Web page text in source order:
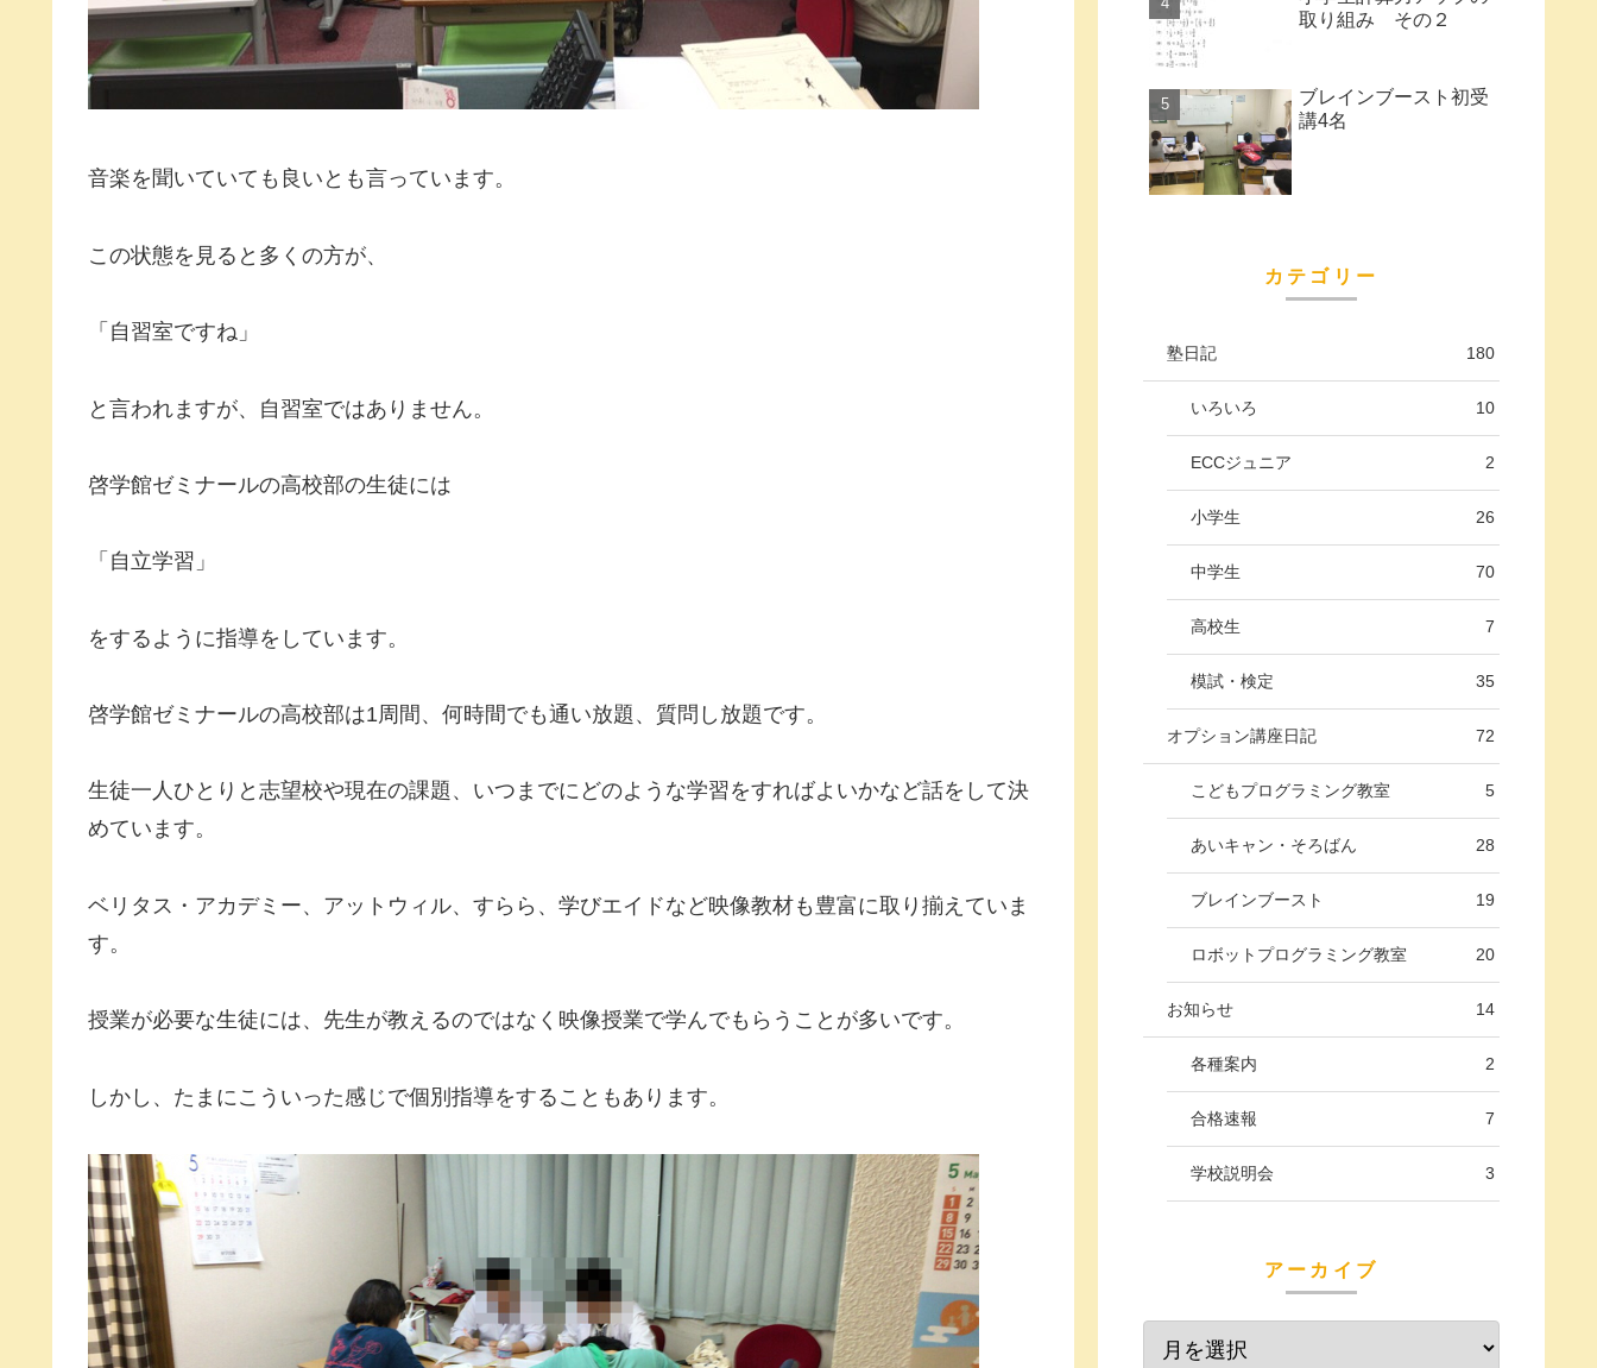
音楽を聞いていても良いとも言っています。
この状態を見ると多くの方が、
「自習室ですね」
と言われますが、自習室ではありません。
啓学館ゼミナールの高校部の生徒には
「自立学習」
をするように指導をしています。
啓学館ゼミナールの高校部は1周間、何時間でも通い放題、質問し放題です。
生徒一人ひとりと志望校や現在の課題、いつまでにどのような学習をすればよいかなど話をして決
めています。
ベリタス・アカデミー、アットウィル、すらら、学びエイドなど映像教材も豊富に取り揃えていま
す。
授業が必要な生徒には、先生が教えるのではなく映像授業で学んでもらうことが多いです。
しかし、たまにこういった感じで個別指導をすることもあります。
取り組み その２
ブレインブースト初受
講4名
カテゴリー
塾日記 180
いろいろ 10
ECCジュニア 2
小学生 26
中学生 70
高校生 7
模試・検定 35
オプション講座日記 72
こどもプログラミング教室 5
あいキャン・そろばん 28
ブレインブースト 19
ロボットプログラミング教室 20
お知らせ 14
各種案内 2
合格速報 7
学校説明会 3
アーカイブ